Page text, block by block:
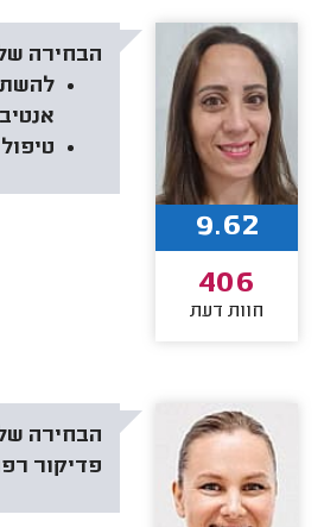
הבחירה
9.62
406
חוות דעת
הבחירה
פדיקור